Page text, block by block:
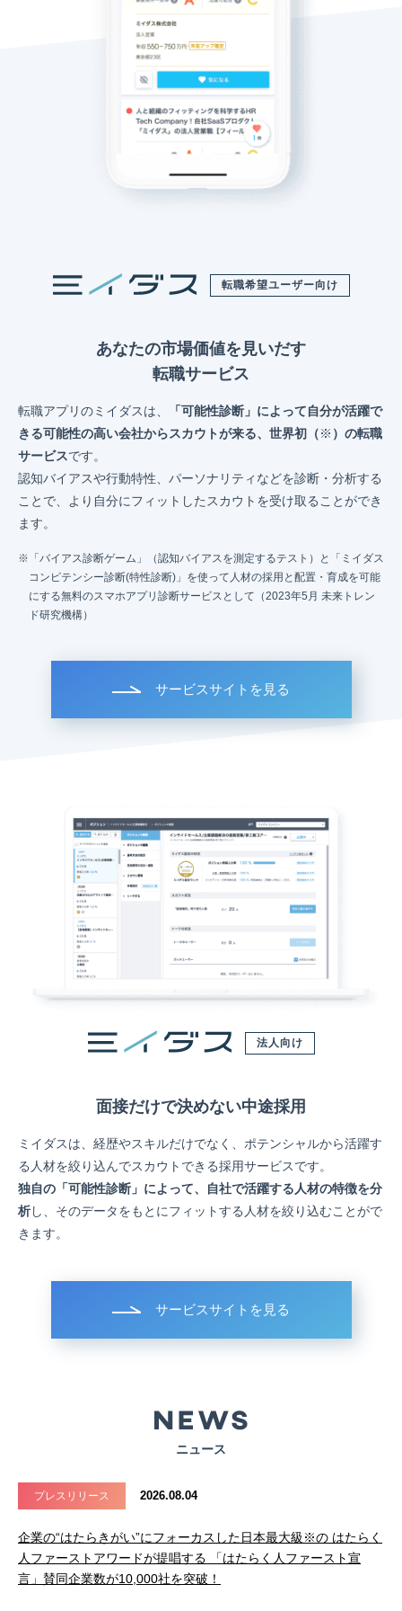
転職希望ユーザー向け
あなたの市場価値を見いだす
転職サービス
転職アプリのミイダスは、
「可能性診断」によって自分が活躍で
きる可能性の高い会社からスカウトが来る、世界初（※ ）の転職
サービスです。
認知バイアスや行動特性、パーソナリティなどを診断・分析する
ことで、より自分にフィットしたスカウトを受け取ることができ
ます。
「バイアス診断ゲーム」（認知バイアスを測定するテスト）と「ミイダス
コンピテンシー診断(特性診断)」を使って人材の採用と配置・育成を可能
にする無料のスマホアプリ診断サービスとして（2023年5月 未来トレン
ド研究機構）
サービスサイトを見る
法人向け
面接だけで決めない中途採用
ミイダスは、経歴やスキルだけでなく、ポテンシャルから活躍す
る人材を絞り込んでスカウトできる採用サービスです。
独自の「可能性診断」によって、自社で活躍する人材の特徴を分
析し、そのデータをもとにフィットする人材を絞り込むことがで
きます。
サービスサイトを見る
ニュース
プレスリリース 2026.08.04
企業の“はたらきがい”にフォーカスした日本最大級※の はたらく
人ファーストアワードが提唱する 「はたらく人ファースト宣
言」賛同企業数が10,000社を突破！